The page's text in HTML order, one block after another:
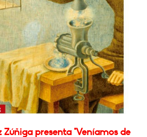
Zúñiga presenta "Veníamos de